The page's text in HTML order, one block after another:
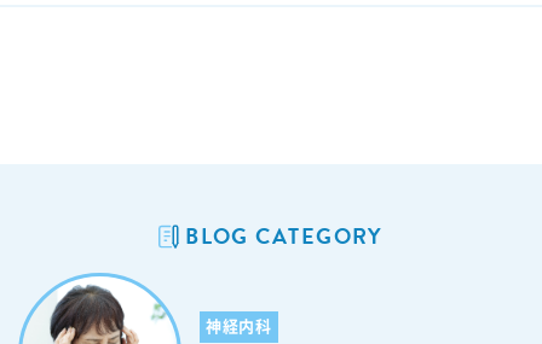
BLOG CATEGORY
神経内科